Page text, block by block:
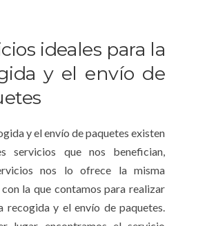
ideales para la
y el envío de
y el envío de paquetes existen
servicios que nos benefician,
nos lo ofrece la misma
la que contamos para realizar
recogida y el envío de paquetes.